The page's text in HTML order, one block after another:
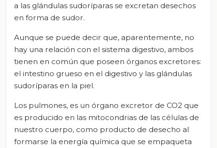
a las glándulas sudoríparas se excretan desechos
en forma de sudor.
Aunque se puede decir que, aparentemente, no
hay una relación con el sistema digestivo, ambos
tienen en común que poseen órganos excretores:
el intestino grueso en el digestivo y las glándulas
sudoríparas en la piel.
Los pulmones, es un órgano excretor de CO2 que
es producido en las mitocondrias de las células de
nuestro cuerpo, como producto de desecho al
formarse la energía química que se empaqueta